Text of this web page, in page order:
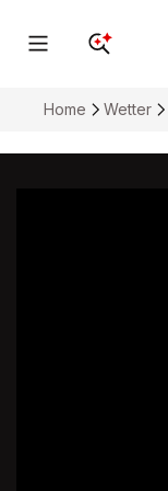
Home Wetter